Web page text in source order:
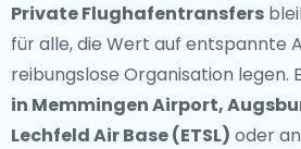
Private Flughafentransfers
für alle, die Wert auf entspannte
reibungslose Organisation legen.
in Memmingen Airport,
Lechfeld Air Base (ETSL) oder